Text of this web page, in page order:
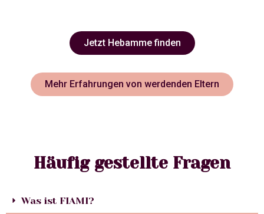
Jetzt Hebamme finden
Mehr Erfahrungen von werdenden Eltern
Häufig gestellte Fragen
Was ist FIAMI?